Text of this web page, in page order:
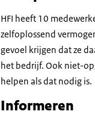
HFI heeft 10
zelfoplossend
gevoel krijgen dat ze
het bedrijf. Ook niet-
helpen als dat nodig is.
Informeren